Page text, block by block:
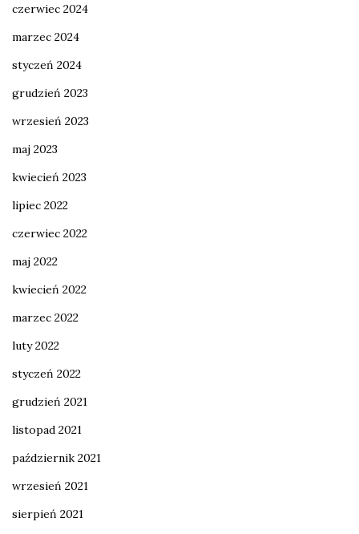
czerwiec 2024
marzec 2024
styczeń 2024
grudzień 2023
wrzesień 2023
maj 2023
kwiecień 2023
lipiec 2022
czerwiec 2022
maj 2022
kwiecień 2022
marzec 2022
luty 2022
styczeń 2022
grudzień 2021
listopad 2021
październik 2021
wrzesień 2021
sierpień 2021